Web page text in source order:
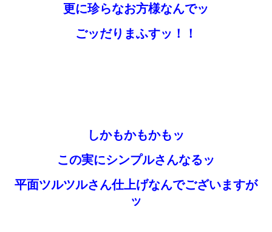
更に珍らなお方様なんでッ
ごッだりまふすッ！！
しかもかもかもッ
この実にシンプルさんなるッ
平面ツルツルさん仕上げなんでございますが
ッ